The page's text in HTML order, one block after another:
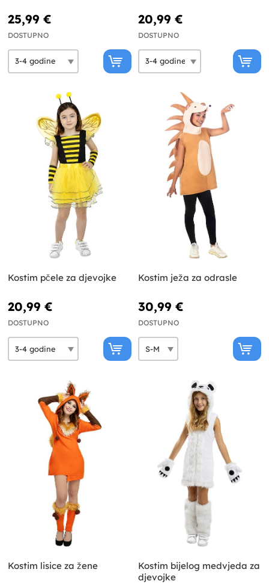
25,99 €
DOSTUPNO
20,99 €
DOSTUPNO
Kostim pčele za djevojke
20,99 €
DOSTUPNO
Kostim ježa za odrasle
30,99 €
DOSTUPNO
Kostim lisice za žene
Kostim bijelog medvjeda za
djevojke